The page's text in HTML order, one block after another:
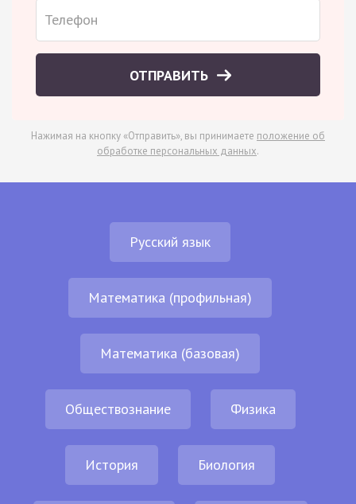
ОТПРАВИТЬ
Нажимая на кнопку «Отправить», вы принимаете положение об
обработке персональных данных.
Русский язык
Математика (профильная)
Математика (базовая)
Обществознание Физика
История Биология